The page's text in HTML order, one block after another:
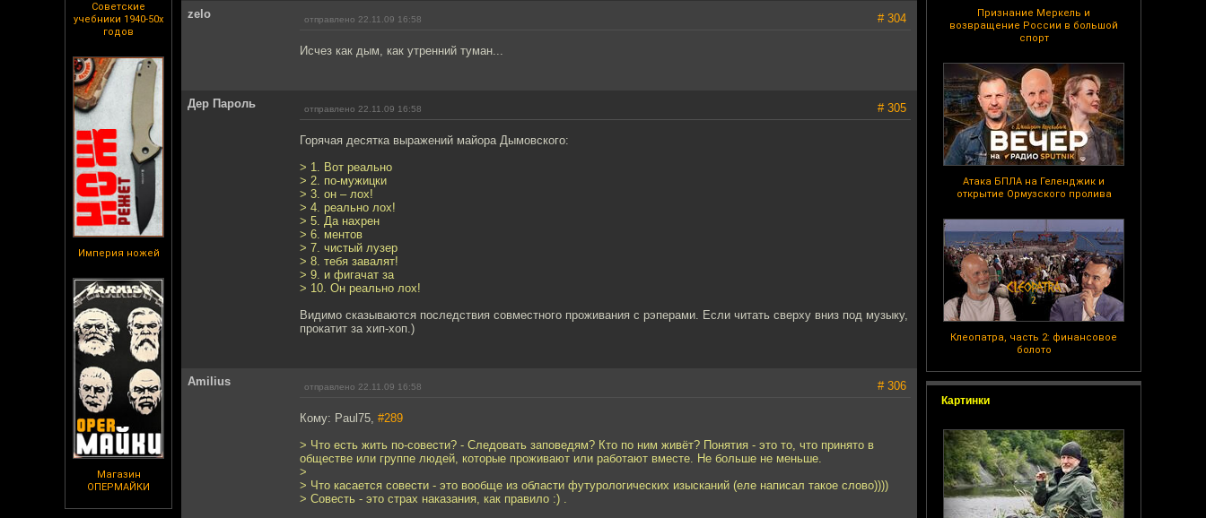
Советские
учебники 1940-50х
годов
Империя ножей
Магазин
ОПЕРМАЙКИ
Признание Меркель и
возвращение России в большой
спорт
Атака БПЛА на Геленджик и
открытие Ормузского пролива
Клеопатра, часть 2: финансовое
болото
Картинки
zelo отправлено 22.11.09 16:58 # 304
Исчез как дым, как утренний туман...
Дер Пароль отправлено 22.11.09 16:58 # 305
Горячая десятка выражений майора Дымовского:
> 1. Вот реально
> 2. по-мужицки
> 3. он – лох!
> 4. реально лох!
> 5. Да нахрен
> 6. ментов
> 7. чистый лузер
> 8. тебя завалят!
> 9. и фигачат за
> 10. Он реально лох!
Видимо сказываются последствия совместного проживания с рэперами. Если читать сверху вниз под музыку,
прокатит за хип-хоп.)
Amilius отправлено 22.11.09 16:58 # 306
Кому: Paul75, #289
> Что есть жить по-совести? - Следовать заповедям? Кто по ним живёт? Понятия - это то, что принято в
обществе или группе людей, которые проживают или работают вместе. Не больше не меньше.
>
> Что касается совести - это вообще из области футурологических изысканий (еле написал такое слово))))
> Совесть - это страх наказания, как правило :) .